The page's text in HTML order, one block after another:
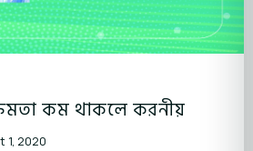
কম থাকলে করনীয়
1, 2020